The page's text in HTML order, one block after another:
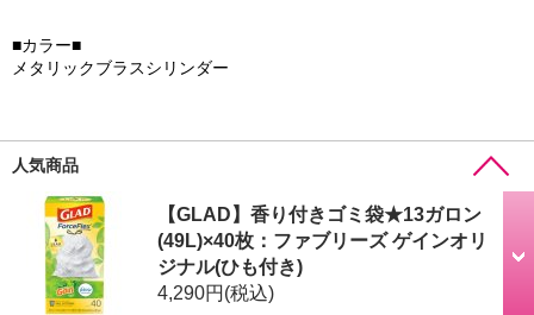
■カラー■
メタリックブラスシリンダー
人気商品
【GLAD】香り付きゴミ袋★13ガロン
(49L)×40枚：ファブリーズ ゲインオリ
ジナル(ひも付き)
4,290円(税込)